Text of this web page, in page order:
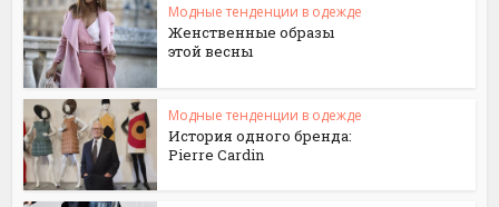
Модные тенденции в одежде
Женственные образы
этой весны
Модные тенденции в одежде
История одного бренда:
Pierre Cardin